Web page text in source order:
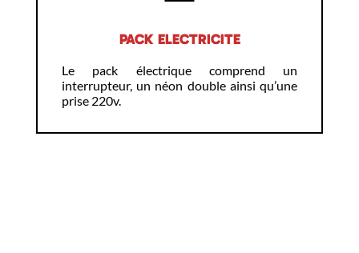
PACK ELECTRICITE
Le pack électrique comprend un
interrupteur, un néon double ainsi qu’une
prise 220v.